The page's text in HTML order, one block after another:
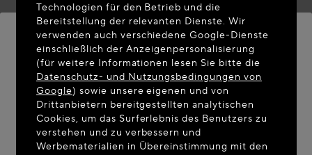
WILLKOMMEN AUF MAISON-
ALAIA.COM
Sie befinden sich scheinbar in folgendem Land:
United States. Möchten Sie Ihren Standort
aktualisieren?
Technologien für den Betrieb und die
Bereitstellung der relevanten Dienste. Wir
verwenden auch verschiedene Google-Dienste
einschließlich der Anzeigenpersonalisierung
(für weitere Informationen lesen Sie bitte die
Datenschutz- und Nutzungsbedingungen von
Google) sowie unsere eigenen und von
Drittanbietern bereitgestellten analytischen
Cookies, um das Surferlebnis des Benutzers zu
verstehen und zu verbessern und
Werbematerialien in Übereinstimmung mit den